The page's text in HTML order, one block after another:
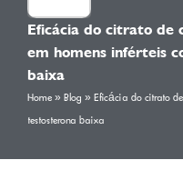
Eficácia do citrato de
em homens inférteis
baixa
Home » Blog » Eficácia do citrato
testosterona baixa